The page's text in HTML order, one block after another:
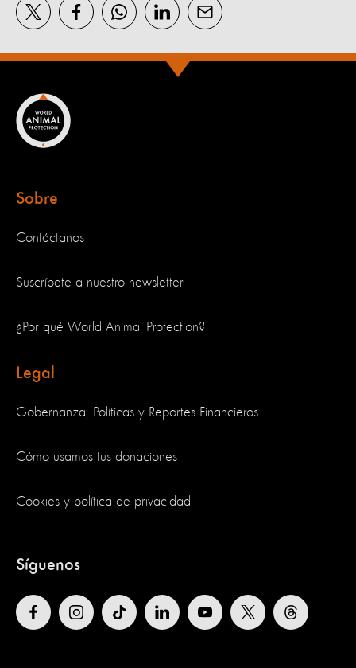
Sobre
Contáctanos
Suscríbete a nuestro newsletter
¿Por qué World Animal Protection?
Legal
Gobernanza, Políticas y Reportes Financieros
Cómo usamos tus donaciones
Cookies y política de privacidad
Síguenos